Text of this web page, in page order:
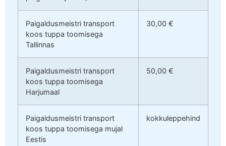
Paigaldusmeistri transport
koos tuppa toomisega
Tallinnas
30,00 €
Paigaldusmeistri transport
koos tuppa toomisega
Harjumaal
50,00 €
Paigaldusmeistri transport
koos tuppa toomisega mujal
Eestis
kokkuleppehind